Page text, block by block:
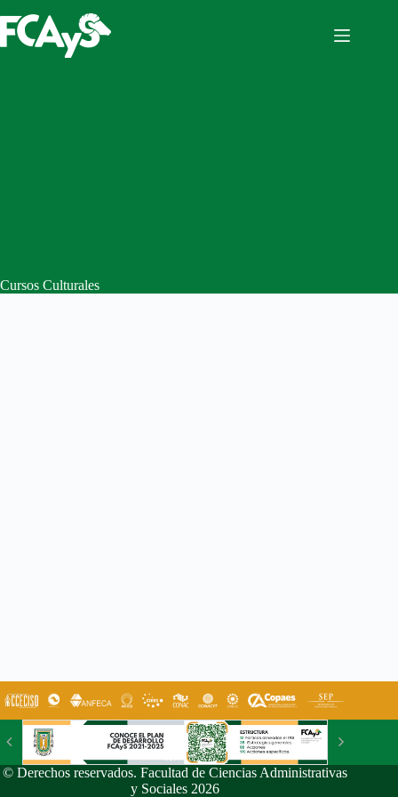
al
contenido
Cursos Culturales
© Derechos reservados. Facultad de Ciencias Administrativas
y Sociales 2026